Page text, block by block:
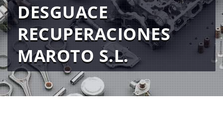
DESGUACE
RECUPERACIONES
MAROTO S.L.